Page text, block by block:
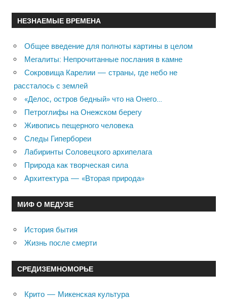
НЕЗНАЕМЫЕ ВРЕМЕНА
Общее введение для полноты картины в целом
Мегалиты: Непрочитанные послания в камне
Сокровища Карелии — страны, где небо не
рассталось с землей
«Делос, остров бедный» что на Онего…
Петроглифы на Онежском берегу
Живопись пещерного человека
Следы Гипербореи
Лабиринты Соловецкого архипелага
Природа как творческая сила
Архитектура — «Вторая природа»
МИФ О МЕДУЗЕ
История бытия
Жизнь после смерти
СРЕДИЗЕМНОМОРЬЕ
Крито — Микенская культура